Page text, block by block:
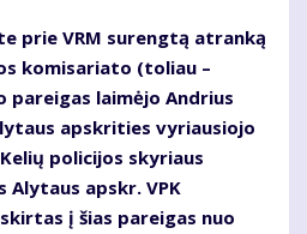
prie VRM surengtą atranką
komisariato (toliau –
pareigas laimėjo Andrius
apskrities vyriausiojo
policijos skyriaus
Alytaus apskr. VPK
į šias pareigas nuo